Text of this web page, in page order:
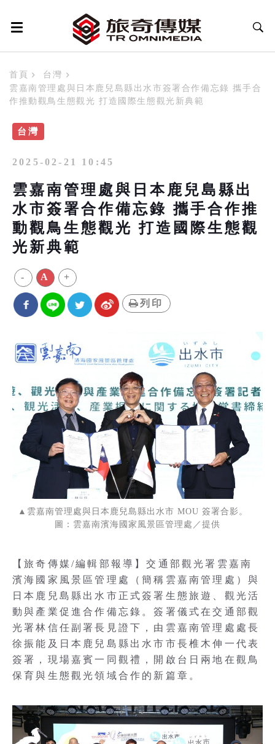
首頁
台灣
雲嘉南管理處與日本鹿兒島縣出水市簽署合作備忘錄 攜手合
作推動觀鳥生態觀光 打造國際生態觀光新典範
台灣
2025-02-21 10:45
雲嘉南管理處與日本鹿兒島縣出
水市簽署合作備忘錄 攜手合作推
動觀鳥生態觀光 打造國際生態觀
光新典範
- A +
列印
▲雲嘉南管理處與日本鹿兒島縣出水市 MOU 簽署合影。
圖：雲嘉南濱海國家風景區管理處／提供
【旅奇傳媒/編輯部報導】交通部觀光署雲嘉南
濱海國家風景區管理處（簡稱雲嘉南管理處）與
日本鹿兒島縣出水市正式簽署生態旅遊、觀光活
動與產業促進合作備忘錄。簽署儀式在交通部觀
光署林信任副署長見證下，由雲嘉南管理處處長
徐振能及日本鹿兒島縣出水市市長椎木伸一代表
簽署，現場嘉賓一同觀禮，開啟台日兩地在觀鳥
保育與生態觀光領域合作的新篇章。